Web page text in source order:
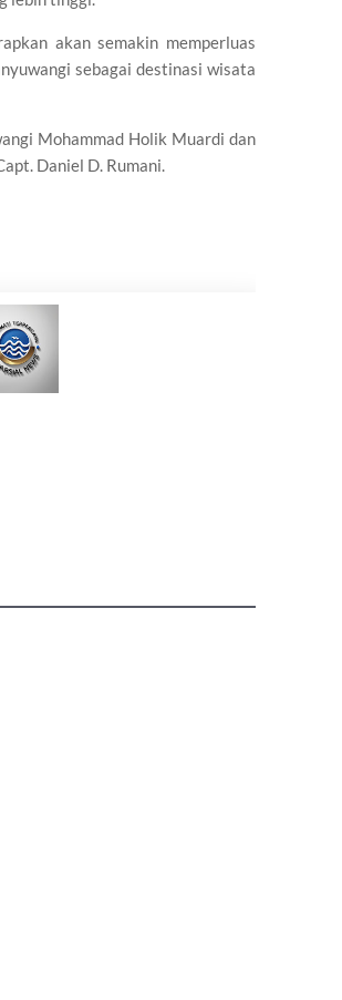
akan semakin memperluas
sebagai destinasi wisata
Mohammad Holik Muardi dan
Daniel D. Rumani.